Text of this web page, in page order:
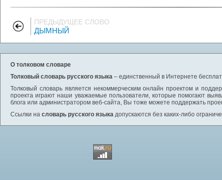
ПРЕДЫДУЩЕЕ СЛОВО
ДЫМНЫЙ
О толковом словаре
Толковый словарь русского языка – единственный в Интернете
Толковый словарь является некоммерческим онлайн проектом и
проекта играют наши уважаемые пользователи, которые помогают
блога или администратором веб-сайта, Вы тоже можете поддержать
Ссылки на словарь русского языка допускаются без каких-либо